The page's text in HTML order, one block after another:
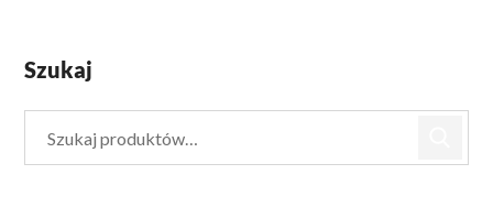
Szukaj